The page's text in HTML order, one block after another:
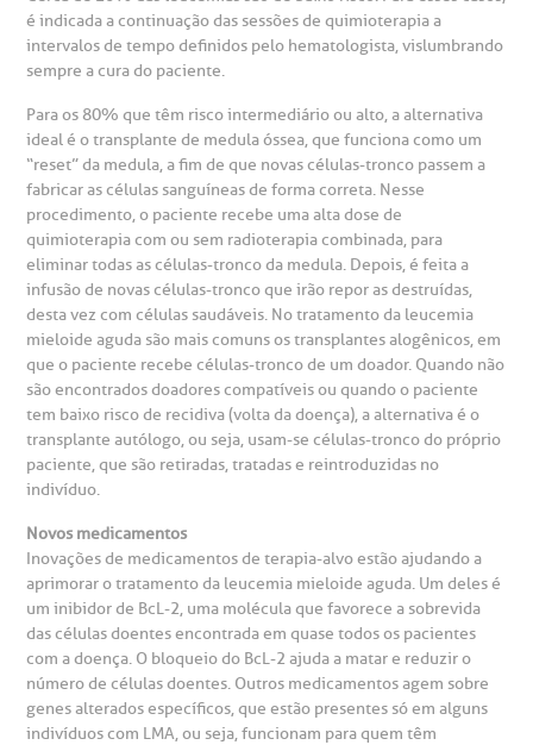
é indicada a continuação das sessões de quimioterapia a
intervalos de tempo definidos pelo hematologista, vislumbrando
sempre a cura do paciente.
Para os 80% que têm risco intermediário ou alto, a alternativa
ideal é o transplante de medula óssea, que funciona como um
“reset” da medula, a fim de que novas células-tronco passem a
fabricar as células sanguíneas de forma correta. Nesse
procedimento, o paciente recebe uma alta dose de
quimioterapia com ou sem radioterapia combinada, para
eliminar todas as células-tronco da medula. Depois, é feita a
infusão de novas células-tronco que irão repor as destruídas,
desta vez com células saudáveis. No tratamento da leucemia
mieloide aguda são mais comuns os transplantes alogênicos, em
que o paciente recebe células-tronco de um doador. Quando não
são encontrados doadores compatíveis ou quando o paciente
tem baixo risco de recidiva (volta da doença), a alternativa é o
transplante autólogo, ou seja, usam-se células-tronco do próprio
paciente, que são retiradas, tratadas e reintroduzidas no
indivíduo.
Novos medicamentos
Inovações de medicamentos de terapia-alvo estão ajudando a
aprimorar o tratamento da leucemia mieloide aguda. Um deles é
um inibidor de BcL-2, uma molécula que favorece a sobrevida
das células doentes encontrada em quase todos os pacientes
com a doença. O bloqueio do BcL-2 ajuda a matar e reduzir o
número de células doentes. Outros medicamentos agem sobre
genes alterados específicos, que estão presentes só em alguns
indivíduos com LMA, ou seja, funcionam para quem têm